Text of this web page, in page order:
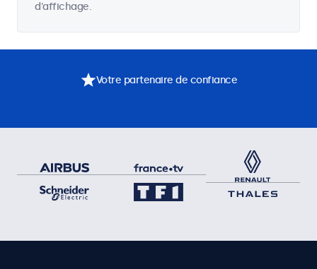
d'affichage.
Votre partenaire de confiance